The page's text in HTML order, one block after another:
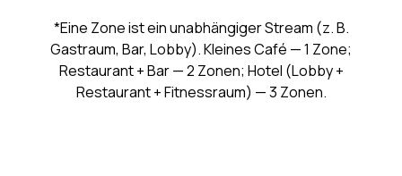
*Eine Zone ist ein unabhängiger Stream (z. B.
Gastraum, Bar, Lobby). Kleines Café — 1 Zone;
Restaurant + Bar — 2 Zonen; Hotel (Lobby +
Restaurant + Fitnessraum) — 3 Zonen.